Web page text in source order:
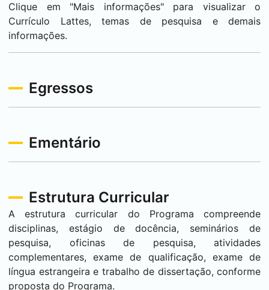
Clique em "Mais informações" para visualizar o
Currículo Lattes, temas de pesquisa e demais
informações.
Egressos
Ementário
Estrutura Curricular
A estrutura curricular do Programa compreende
disciplinas, estágio de docência, seminários de
pesquisa, oficinas de pesquisa, atividades
complementares, exame de qualificação, exame de
língua estrangeira e trabalho de dissertação, conforme
proposta do Programa.